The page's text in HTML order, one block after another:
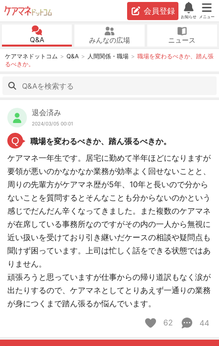
会員登録
お知らせ メニュー
Q&A みんなの広場 ニュース
ケアマネドットコム Q&A 人間関係・職場
職場を変わるべきか、踏ん張
るべきか。
退会済み
2024/03/05 00:01
Q
職場を変わるべきか、踏ん張るべきか。
ケアマネ一年生です。居宅に勤めて半年ほどになりますが
要領が悪いのかなかなか業務が効率よく回せないことと、
周りの先輩方がケアマネ歴が5年、10年と長いので分から
ないことを質問するとそんなことも分からないのかという
感じでだんだん辛くなってきました。また複数のケアマネ
が在席している事務所なのですがその内の一人から無視に
近い扱いを受けており引き継いだケースの相談や疑問点も
聞けず困っています。上司は忙しく話をできる状態ではあ
りません。
頑張ろうと思っていますが仕事からの帰り道訳もなく涙が
出たりするので、ケアマネとしてとりあえず一通りの業務
が身につくまで踏ん張るか悩んでいます。
62
44